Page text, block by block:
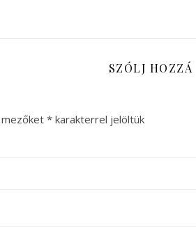
SZÓLJ HOZZÁ
* karakterrel jelöltük